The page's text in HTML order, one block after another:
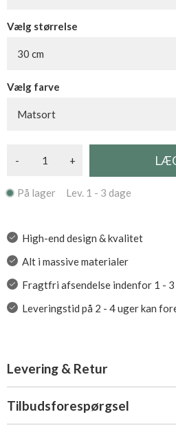
Vælg størrelse
30 cm
Vælg farve
Matsort
- +
På lager Lev. 1 - 3 dage
High-end design & kvalitet
Alt i massive materialer
Fragtfri afsendelse indenfor 1 - 3
Leveringstid på 2 - 4 uger kan
Levering & Retur
Tilbudsforespørgsel